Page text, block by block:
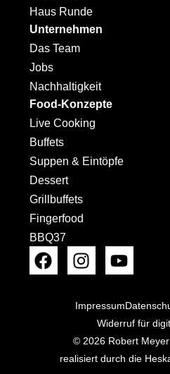
Haus Runde
Unternehmen
Das Team
Jobs
Nachhaltigkeit
Food-Konzepte
Live Cooking
Buffets
Suppen & Eintöpfe
Dessert
Grillbuffets
Fingerfood
BBQ37
Impressum
Widerruf für
© 2026 Robert
realisiert durch die